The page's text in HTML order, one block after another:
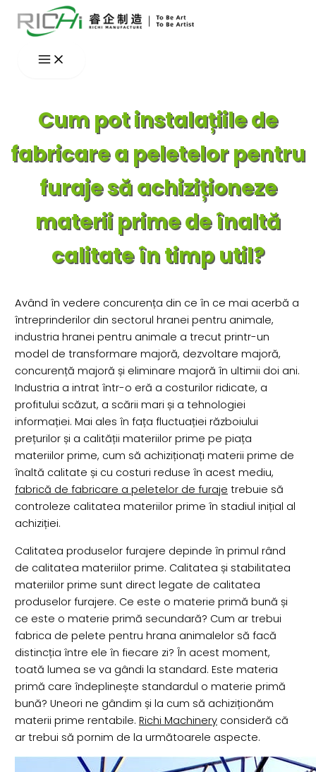
Skip
Cum pot instalațiile de
fabricare a peletelor pentru
furaje să achiziționeze
materii prime de înaltă
calitate în timp util?
Având în vedere concurența din ce în ce mai acerbă a
întreprinderilor din sectorul hranei pentru animale,
industria hranei pentru animale a trecut printr-un
model de transformare majoră, dezvoltare majoră,
concurență majoră și eliminare majoră în ultimii doi ani.
Industria a intrat într-o eră a costurilor ridicate, a
profitului scăzut, a scării mari și a tehnologiei
informației. Mai ales în fața fluctuației războiului
prețurilor și a calității materiilor prime pe piața
materiilor prime, cum să achiziționați materii prime de
înaltă calitate și cu costuri reduse în acest mediu,
fabrică de fabricare a peletelor de furaje trebuie să
controleze calitatea materiilor prime în stadiul inițial al
achiziției.
Calitatea produselor furajere depinde în primul rând
de calitatea materiilor prime. Calitatea și stabilitatea
materiilor prime sunt direct legate de calitatea
produselor furajere. Ce este o materie primă bună și
ce este o materie primă secundară? Cum ar trebui
fabrica de pelete pentru hrana animalelor să facă
distincția între ele în fiecare zi? În acest moment,
toată lumea se va gândi la standard. Este materia
primă care îndeplinește standardul o materie primă
bună? Uneori ne gândim și la cum să achiziționăm
materii prime rentabile. Richi Machineryconsideră că
ar trebui să pornim de la următoarele aspecte.